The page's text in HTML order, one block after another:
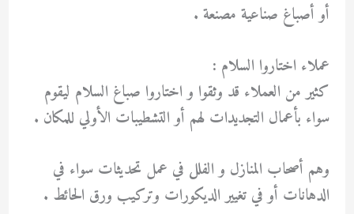
أو أصباغ صناعية مصنعة .
عملاء اختاروا السلام :
كثير من العملاء قد وثقوا و اختاروا صباغ السلام ليقوم
سواء بأعمال التجديدات لهم أو التشطيبات الأولي للمكان .
وهم أصحاب المنازل و الفلل في عمل تحديثات سواء في
الدهانات أو في تغيير الديكورات وتركيب ورق الحائط .